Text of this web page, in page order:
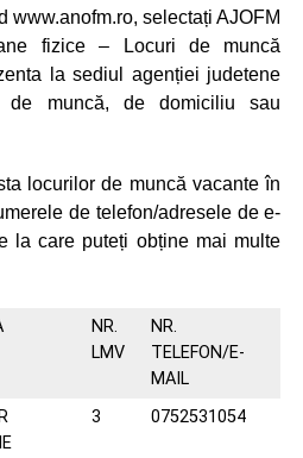
www.anofm.ro, selectați AJOFM
fizice – Locuri de muncă
la sediul agenției judetene
de muncă, de domiciliu sau
locurilor de muncă vacante în
de telefon/adresele de e-
la care puteți obține mai multe
NR.
LMV
NR.
TELEFON/E-
MAIL
3 0752531054